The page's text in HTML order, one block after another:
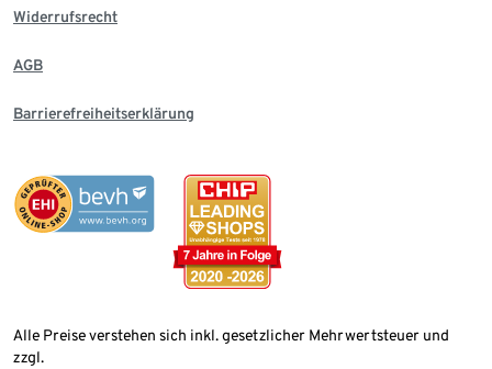
Widerrufsrecht
AGB
Barrierefreiheitserklärung
Alle Preise verstehen sich inkl. gesetzlicher Mehrwertsteuer und
zzgl.